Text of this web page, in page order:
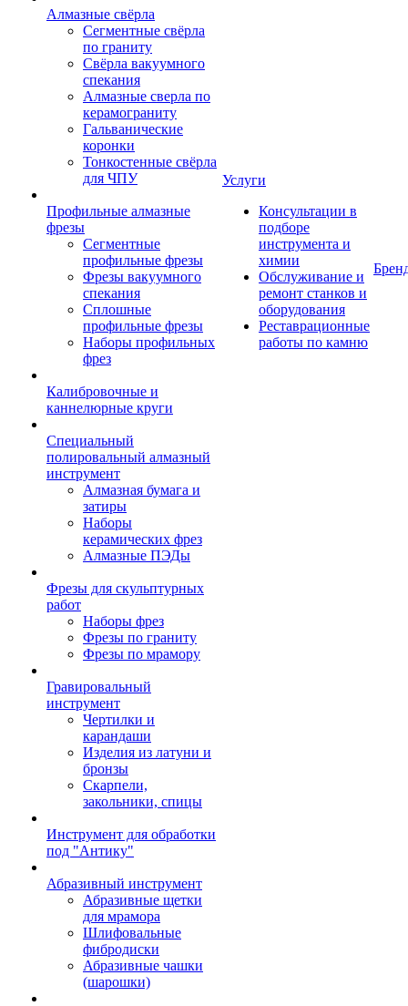
Алмазные свёрла
Сегментные свёрла
по граниту
Свёрла вакуумного
спекания
Алмазные сверла по
керамограниту
Гальванические
коронки
Тонкостенные свёрла
для ЧПУ
Профильные алмазные
фрезы
Сегментные
профильные фрезы
Фрезы вакуумного
спекания
Сплошные
профильные фрезы
Наборы профильных
фрез
Калибровочные и
каннелюрные круги
Специальный
полировальный алмазный
инструмент
Алмазная бумага и
затиры
Наборы
керамических фрез
Алмазные ПЭДы
Фрезы для скульптурных
работ
Наборы фрез
Фрезы по граниту
Фрезы по мрамору
Гравировальный
инструмент
Чертилки и
карандаши
Изделия из латуни и
бронзы
Скарпели,
закольники, спицы
Инструмент для обработки
под "Антику"
Абразивный инструмент
Абразивные щетки
для мрамора
Шлифовальные
фибродиски
Абразивные чашки
(шарошки)
Услуги
Консультации в
подборе
инструмента и
химии
Обслуживание и
ремонт станков и
оборудования
Реставрационные
работы по камню